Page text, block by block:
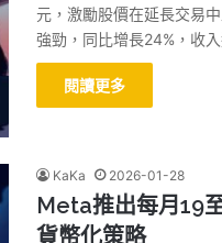
元，激勵股價在延長交易
強勁，同比增長24%，收
閱讀更多
KaKa 2026-01-28
Meta推出每月19
貨幣化策略